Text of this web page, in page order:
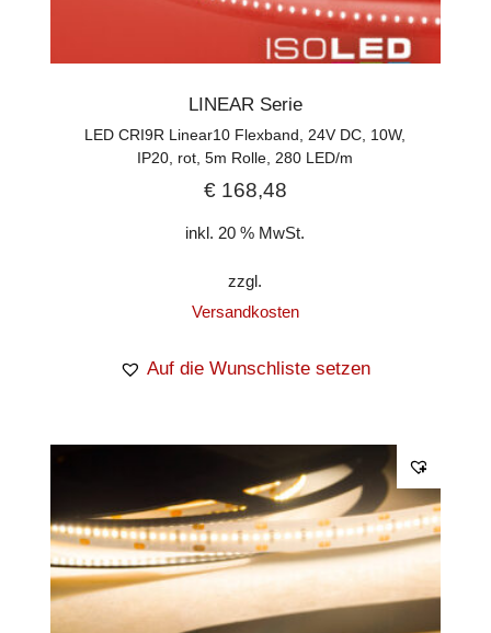
LINEAR Serie
LED CRI9R Linear10 Flexband, 24V DC, 10W,
IP20, rot, 5m Rolle, 280 LED/m
€168,48
inkl. 20 % MwSt.
zzgl.
Versandkosten
Auf die Wunschliste setzen